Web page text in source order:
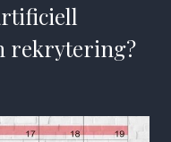
rekrytering?